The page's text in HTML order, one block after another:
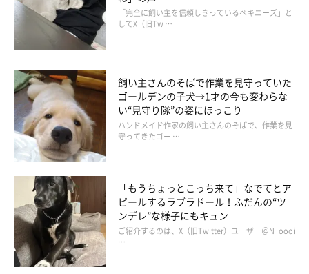
「完全に飼い主を信頼しきっているペキニーズ」と
してX（旧Tw …
飼い主さんのそばで作業を見守っていた
ゴールデンの子犬→1才の今も変わらな
い“見守り隊”の姿にほっこり
ハンドメイド作家の飼い主さんのそばで、作業を見
守ってきたゴー …
「もうちょっとこっち来て」なでてとア
ピールするラブラドール！ふだんの“ツ
ンデレ”な様子にもキュン
ご紹介するのは、X（旧Twitter）ユーザー＠N_oooi
…